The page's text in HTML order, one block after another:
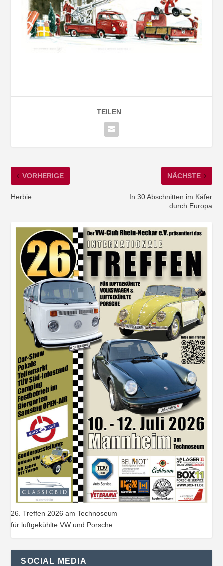
TEILEN
VORHERIGE
Herbie
NÄCHSTE
In 30 Abschnitten im Käfer
durch Europa
26. Treffen 2026 am Technoseum
für luftgekühlte VW und Porsche
SOCIAL MEDIA